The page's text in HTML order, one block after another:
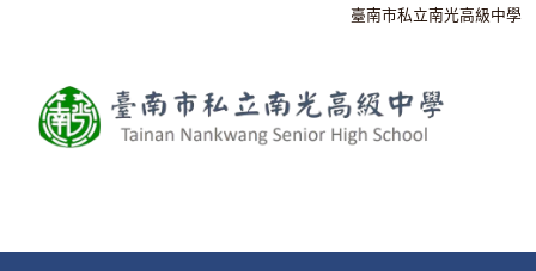
臺南市私立南光高級中學